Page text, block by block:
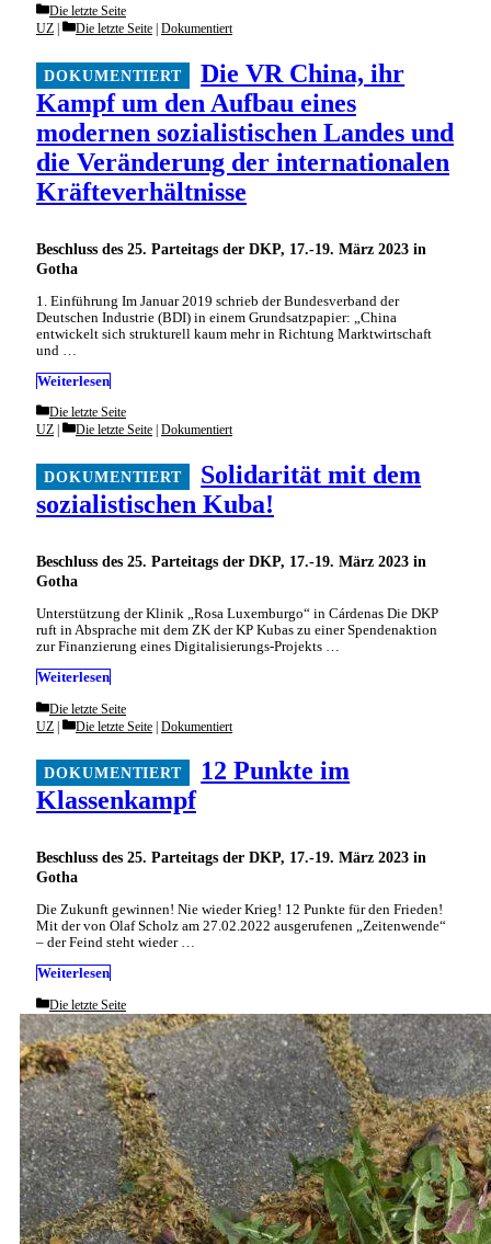
Categories
Die letzte Seite
Beschluss des 25. Parteitags der DKP, 17.-19. März 2023 in
Gotha
Die VR China, ihr
Kampf um den Aufbau eines
modernen sozialistischen Landes und
die Veränderung der internationalen
Kräfteverhältnisse
UZ Categories
Die letzte Seite Dokumentiert
1. Einführung Im Januar 2019 schrieb der Bundesverband der
Deutschen Industrie (BDI) in einem Grundsatzpapier: „China
entwickelt sich strukturell kaum mehr in Richtung Marktwirtschaft
und …
Weiterlesen
Categories
Die letzte Seite
Beschluss des 25. Parteitags der DKP, 17.-19. März 2023 in
Gotha
Solidarität mit dem
sozialistischen Kuba!
UZ Categories
Die letzte Seite Dokumentiert
Unterstützung der Klinik „Rosa Luxemburgo“ in Cárdenas Die DKP
ruft in Absprache mit dem ZK der KP Kubas zu einer Spendenaktion
zur Finanzierung eines Digitalisierungs-Projekts …
Weiterlesen
Categories
Die letzte Seite
Beschluss des 25. Parteitags der DKP, 17.-19. März 2023 in
Gotha
12 Punkte im
Klassenkampf
UZ Categories
Die letzte Seite | Dokumentiert
Die Zukunft gewinnen! Nie wieder Krieg! 12 Punkte für den Frieden!
Mit der von Olaf Scholz am 27.02.2022 ausgerufenen „Zeitenwende“
– der Feind steht wieder …
Weiterlesen
Categories
Die letzte Seite